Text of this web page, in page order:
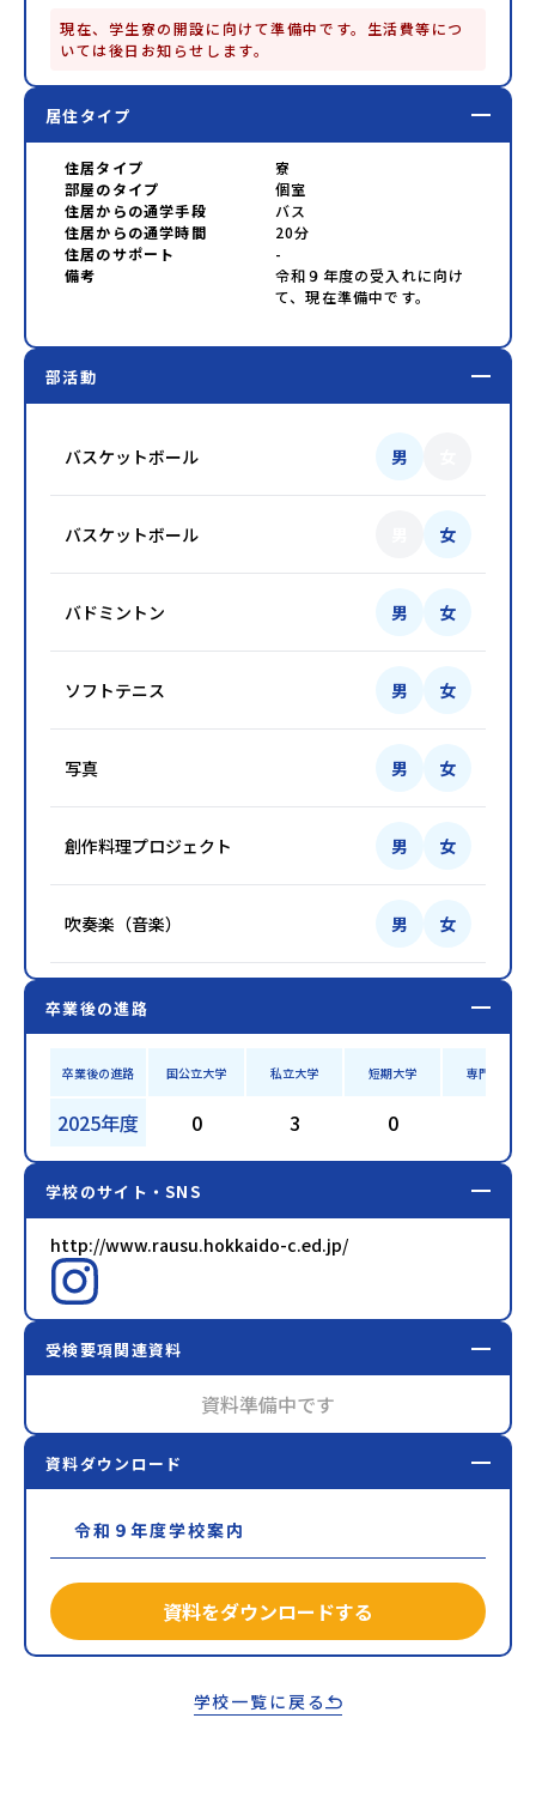
現在、学生寮の開設に向けて準備中です。生活費等につ
いては後日お知らせします。
居住タイプ
住居タイプ
寮
部屋のタイプ
個室
住居からの通学手段
バス
住居からの通学時間
20分
住居のサポート
-
備考
令和９年度の受入れに向け
て、現在準備中です。
部活動
バスケットボール 男
バスケットボール 女
バドミントン 男 女
ソフトテニス 男 女
写真 男 女
創作料理プロジェクト 男 女
吹奏楽（音楽） 男 女
卒業後の進路
卒業後の進路 国公立大学 私立大学 短期大学 専門学校
2025年度 0 3 0
学校のサイト・SNS
http://www.rausu.hokkaido-c.ed.jp/
受検要項関連資料
資料準備中です
資料ダウンロード
令和９年度学校案内
資料をダウンロードする
学校一覧に戻る